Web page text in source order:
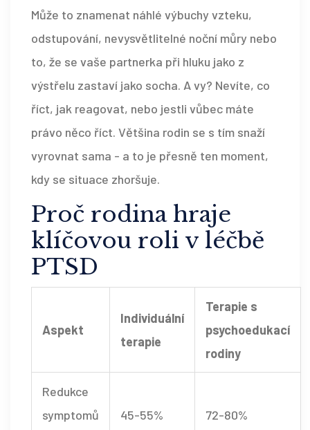
Může to znamenat náhlé výbuchy vzteku,
odstupování, nevysvětlitelné noční můry nebo
to, že se vaše partnerka při hluku jako z
výstřelu zastaví jako socha. A vy? Nevíte, co
říct, jak reagovat, nebo jestli vůbec máte
právo něco říct. Většina rodin se s tím snaží
vyrovnat sama - a to je přesně ten moment,
kdy se situace zhoršuje.
Proč rodina hraje
klíčovou roli v léčbě
PTSD
Aspekt
Individuální
terapie
Terapie s
psychoedukací
rodiny
Redukce
symptomů
45-55% 72-80%